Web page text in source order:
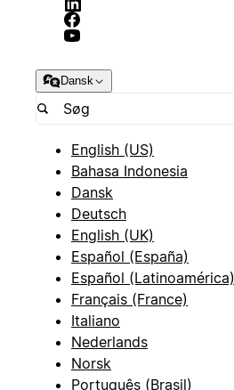
Dansk
English (US)
Bahasa Indonesia
Dansk
Deutsch
English (UK)
Español (España)
Español (Latinoamérica)
Français (France)
Italiano
Nederlands
Norsk
Português (Brasil)